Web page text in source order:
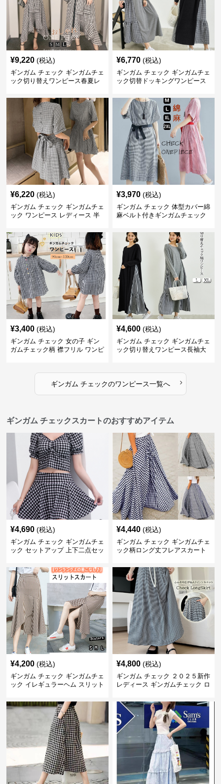
¥9,220 (税込)
ギンガム チェック ギンガムチェ
ック切り替えワンピース春夏レ
¥6,770 (税込)
ギンガム チェック ギンガムチェ
ック切替ドッキングワンピース
¥6,220 (税込)
ギンガム チェック ギンガムチェ
ック ワンピース レディース 半
¥3,970 (税込)
ギンガム チェック 体型カバー綿
麻ベルト付きギンガムチェック
¥3,400 (税込)
ギンガム チェック 女の子 ギン
ガムチェック柄 襟フリル ワンピ
¥4,600 (税込)
ギンガム チェック ギンガムチェ
ック切り替えワンピース長袖大
ギンガム チェックのワンピース一覧へ ›
ギンガム チェックスカートのおすすめアイテム
¥4,690 (税込)
ギンガム チェック ギンガムチェ
ック セットアップ 上下二点セッ
¥4,440 (税込)
ギンガム チェック ギンガムチェ
ック柄ロング丈フレアスカート
¥4,200 (税込)
ギンガム チェック ギンガムチェ
ック イレギュラーヘム スリット
¥4,800 (税込)
ギンガム チェック ２０２５新作
レディース ギンガムチェック ロ